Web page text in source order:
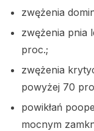
zwężenia
zwężenia pnia
proc.;
zwężenia
powyżej 70
powikłań
mocnym